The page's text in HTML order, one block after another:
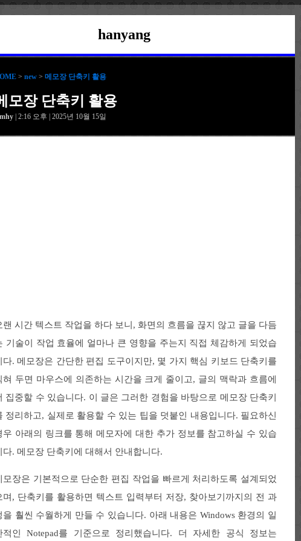
hanyang
> new > 메모장 단축키 활용
모장 단축키 활용
| 2:16 오후 | 2025년 10월 15일
랜 시간 텍스트 작업을 하다 보니, 화면의 흐름을 끊지 않고 글을 다듬
기술이 작업 효율에 얼마나 큰 영향을 주는지 직접 체감하게 되었습
다. 메모장은 간단한 편집 도구이지만, 몇 가지 핵심 키보드 단축키를
혀 두면 마우스에 의존하는 시간을 크게 줄이고, 글의 맥락과 흐름에
집중할 수 있습니다. 이 글은 그러한 경험을 바탕으로 메모장 단축키
정리하고, 실제로 활용할 수 있는 팁을 덧붙인 내용입니다. 필요하신
우 아래의 링크를 통해 메모자에 대한 추가 정보를 참고하실 수 있습
다. 메모장 단축키에 대해서 안내합니다.
모장은 기본적으로 단순한 편집 작업을 빠르게 처리하도록 설계되었
며, 단축키를 활용하면 텍스트 입력부터 저장, 찾아보기까지의 전 과
을 훨씬 수월하게 만들 수 있습니다. 아래 내용은 Windows 환경의 일
적인 Notepad를 기준으로 정리했습니다. 더 자세한 공식 정보는